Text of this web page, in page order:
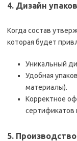
4. Дизайн
Когда состав
которая будет
Уникальный
Удобная
материалы).
Корректное
сертификатов
5.